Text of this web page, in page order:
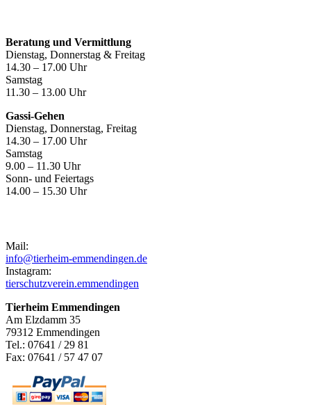
Beratung und Vermittlung
Dienstag, Donnerstag & Freitag
14.30 – 17.00 Uhr
Samstag
11.30 – 13.00 Uhr
Gassi-Gehen
Dienstag, Donnerstag, Freitag
14.30 – 17.00 Uhr
Samstag
9.00 – 11.30 Uhr
Sonn- und Feiertags
14.00 – 15.30 Uhr
Mail:
info@tierheim-emmendingen.de
Instagram:
tierschutzverein.emmendingen
Tierheim Emmendingen
Am Elzdamm 35
79312 Emmendingen
Tel.: 07641 / 29 81
Fax: 07641 / 57 47 07